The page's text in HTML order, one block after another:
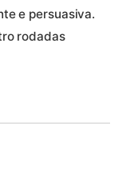
e persuasiva.
rodadas